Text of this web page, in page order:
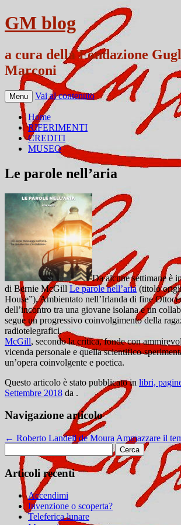
GM blog
a cura della Fondazione
Marconi
Menu Vai al contenuto
Home
RIFERIMENTI
CREDITI
MUSEO
Le parole nell’aria
Da alcune settimane è
di Bernie McGill Le parole nell’aria(titolo
House”). Ambientato nell’Irlanda di fine
dell’incontro tra una giovane isolana e un
segue un progressivo coinvolgimento della
radiotelegrafici.
McGill, secondo la critica, fonde con
vicenda personale e quella scientifico-
un’opera coinvolgente e poetica.
Questo articolo è stato pubblicato in libri,
Settembre 2018 da .
Navigazione articolo
← Roberto Landell de Moura Ammazzare il
per:
Articoli recenti
Accendimi
Invenzione o scoperta?
Teleferica lunare